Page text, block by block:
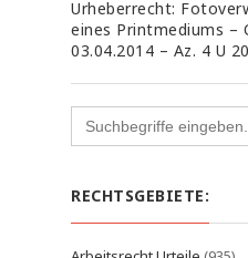
Urheberrecht:
eines Printmediums –
03.04.2014 – Az. 4 U
Search
for:
RECHTSGEBIETE: